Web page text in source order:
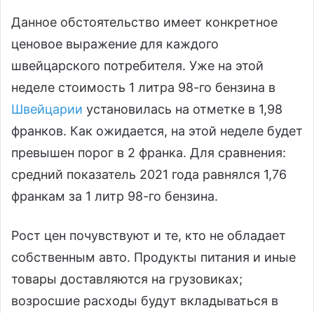
Данное обстоятельство имеет конкретное
ценовое выражение для каждого
швейцарского потребителя. Уже на этой
неделе стоимость 1 литра 98-го бензина в
Швейцарии установилась на отметке в 1,98
франков. Как ожидается, на этой неделе будет
превышен порог в 2 франка. Для сравнения:
средний показатель 2021 года равнялся 1,76
франкам за 1 литр 98-го бензина.
Рост цен почувствуют и те, кто не обладает
собственным авто. Продукты питания и иные
товары доставляются на грузовиках;
возросшие расходы будут вкладываться в